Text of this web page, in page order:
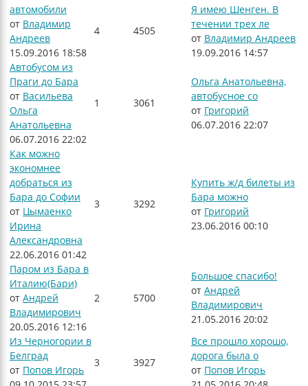
автомобили
от Владимир
Андреев
15.09.2016 18:58
4 4505
Я имею Шенген. В
течении трех ле
от Владимир Андреев
19.09.2016 14:57
Автобусом из
Праги до Бара
от Васильева
Ольга
Анатольевна
06.07.2016 22:02
1 3061
Ольга Анатольевна,
автобусное со
от Григорий
06.07.2016 22:07
Как можно
экономнее
добраться из
Бара до Софии
от Цымаенко
Ирина
Александровна
22.06.2016 01:42
3 3292
Купить ж/д билеты из
Бара можно
от Григорий
23.06.2016 00:10
Паром из Бара в
Италию(Бари)
от Андрей
Владимирович
20.05.2016 12:16
2 5700
Большое спасибо!
от Андрей
Владимирович
21.05.2016 20:02
Из Черногории в
Белград
от Попов Игорь
3 3927
Все прошло хорошо,
дорога была о
от Попов Игорь